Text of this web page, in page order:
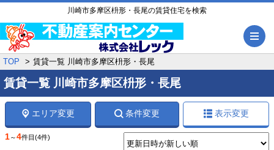
川崎市多摩区枡形・長尾の賃貸住宅を検索
TOP 賃貸一覧 川崎市多摩区枡形・長尾
賃貸一覧 川崎市多摩区枡形・長尾
エリア変更 条件変更 表示変更
1～4件目 (4件)